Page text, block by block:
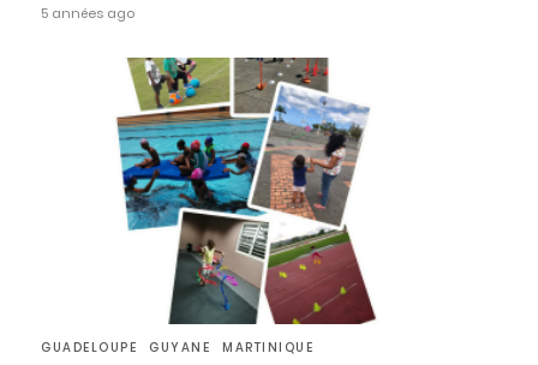
5 années ago
GUADELOUPE GUYANE MARTINIQUE